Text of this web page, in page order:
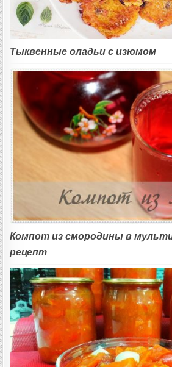
Тыквенные оладьи с изюмом
Компот из смородины в
рецепт